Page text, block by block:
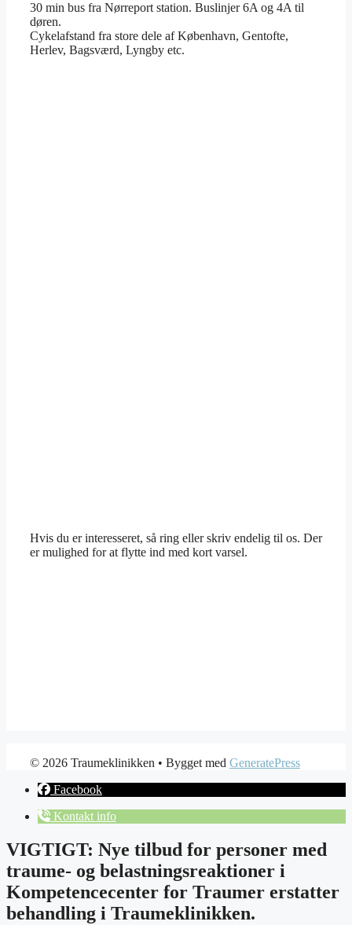
30 min bus fra Nørreport station. Buslinjer 6A og 4A til
døren.
Cykelafstand fra store dele af København, Gentofte,
Herlev, Bagsværd, Lyngby etc.
Hvis du er interesseret, så ring eller skriv endelig til os. Der
er mulighed for at flytte ind med kort varsel.
© 2026 Traumeklinikken • Bygget med GeneratePress
Facebook
Kontakt info
VIGTIGT: Nye tilbud for personer med
traume- og belastningsreaktioner i
Kompetencecenter for Traumer erstatter
behandling i Traumeklinikken.